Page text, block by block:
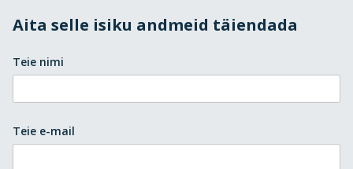
Aita selle isiku andmeid täiendada
Teie nimi
Teie e-mail